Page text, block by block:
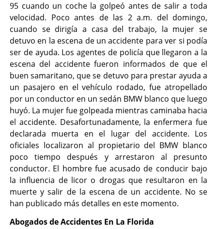
95 cuando un coche la golpeó antes de salir a toda
velocidad. Poco antes de las 2 a.m. del domingo,
cuando se dirigía a casa del trabajo, la mujer se
detuvo en la escena de un accidente para ver si podía
ser de ayuda. Los agentes de policía que llegaron a la
escena del accidente fueron informados de que el
buen samaritano, que se detuvo para prestar ayuda a
un pasajero en el vehículo rodado, fue atropellado
por un conductor en un sedán BMW blanco que luego
huyó. La mujer fue golpeada mientras caminaba hacia
el accidente. Desafortunadamente, la enfermera fue
declarada muerta en el lugar del accidente. Los
oficiales localizaron al propietario del BMW blanco
poco tiempo después y arrestaron al presunto
conductor. El hombre fue acusado de conducir bajo
la influencia de licor o drogas que resultaron en la
muerte y salir de la escena de un accidente. No se
han publicado más detalles en este momento.
Abogados de Accidentes En La Florida